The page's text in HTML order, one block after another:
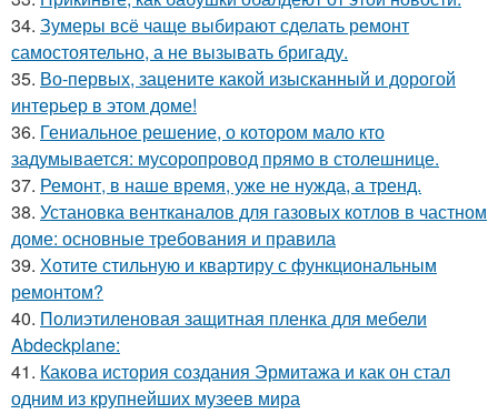
34. Зумеры всё чаще выбирают сделать ремонт
самостоятельно, а не вызывать бригаду.
35. Во-первых, зацените какой изысканный и дорогой
интерьер в этом доме!
36. Гениальное решение, о котором мало кто
задумывается: мусоропровод прямо в столешнице.
37. Ремонт, в наше время, уже не нужда, а тренд.
38. Установка вентканалов для газовых котлов в частном
доме: основные требования и правила
39. Хотите стильную и квартиру с функциональным
ремонтом?
40. Полиэтиленовая защитная пленка для мебели
Abdeckplane:
41. Какова история создания Эрмитажа и как он стал
одним из крупнейших музеев мира